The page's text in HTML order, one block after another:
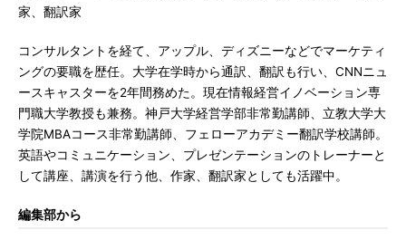
家、翻訳家
コンサルタントを経て、アップル、ディズニーなどでマーケティ
ングの要職を歴任。大学在学時から通訳、翻訳も行い、CNNニュ
ースキャスターを2年間務めた。現在情報経営イノベーション専
門職大学教授も兼務。神戸大学経営学部非常勤講師、立教大学大
学院MBAコース非常勤講師、フェローアカデミー翻訳学校講師。
英語やコミュニケーション、プレゼンテーションのトレーナーと
して講座、講演を行う他、作家、翻訳家としても活躍中。
編集部から